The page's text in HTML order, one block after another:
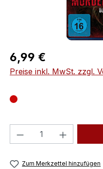
Regulärer Preis:
6,99 €
Preise inkl. MwSt. zzgl.
Produkt Anzahl:
Zum Merkzettel hinzufügen